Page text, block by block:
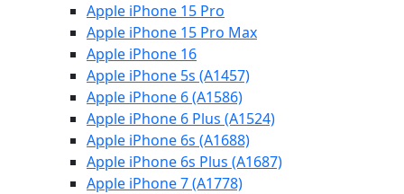
Apple iPhone 15 Pro
Apple iPhone 15 Pro Max
Apple iPhone 16
Apple iPhone 5s (A1457)
Apple iPhone 6 (A1586)
Apple iPhone 6 Plus (A1524)
Apple iPhone 6s (A1688)
Apple iPhone 6s Plus (A1687)
Apple iPhone 7 (A1778)